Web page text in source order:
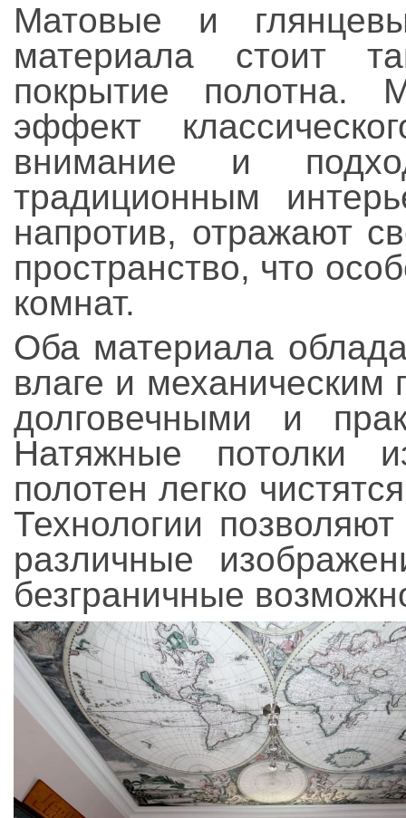
Матовые и
материала стоит
покрытие полотна.
эффект
внимание и
традиционным
напротив, отражают
пространство, что
комнат.
Оба материала
влаге и
долговечными и
Натяжные потолки
полотен легко
Технологии
различные
безграничные